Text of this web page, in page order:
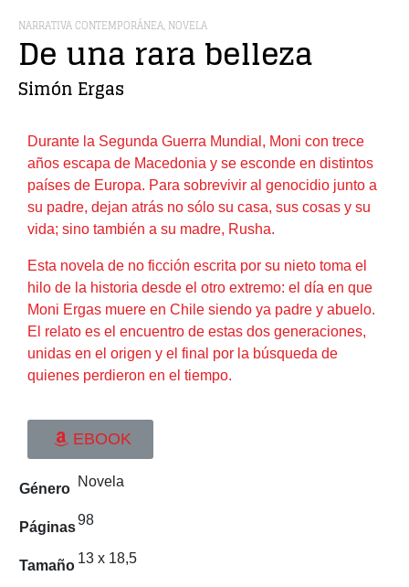
NARRATIVA CONTEMPORÁNEA, NOVELA
De una rara belleza
Simón Ergas
Durante la Segunda Guerra Mundial, Moni con trece
años escapa de Macedonia y se esconde en distintos
países de Europa. Para sobrevivir al genocidio junto a
su padre, dejan atrás no sólo su casa, sus cosas y su
vida; sino también a su madre, Rusha.
Esta novela de no ficción escrita por su nieto toma el
hilo de la historia desde el otro extremo: el día en que
Moni Ergas muere en Chile siendo ya padre y abuelo.
El relato es el encuentro de estas dos generaciones,
unidas en el origen y el final por la búsqueda de
quienes perdieron en el tiempo.
EBOOK
Género Novela
Páginas98
Tamaño 13 x 18,5